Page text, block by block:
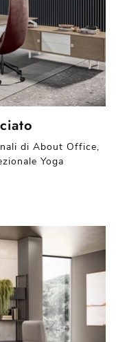
di About Office,
Yoga